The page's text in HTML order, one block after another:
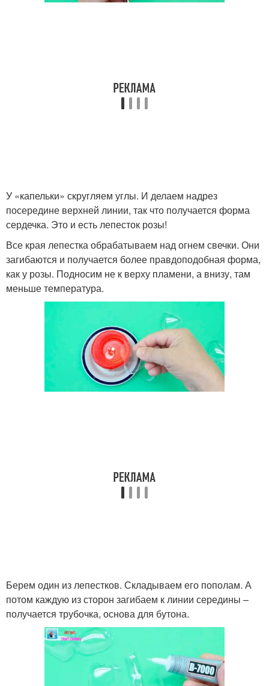
У «капельки» скругляем углы. И делаем надрез
посередине верхней линии, так что получается форма
сердечка. Это и есть лепесток розы!
Все края лепестка обрабатываем над огнем свечки. Они
загибаются и получается более правдоподобная форма,
как у розы. Подносим не к верху пламени, а внизу, там
меньше температура.
Берем один из лепестков. Складываем его пополам. А
потом каждую из сторон загибаем к линии середины –
получается трубочка, основа для бутона.